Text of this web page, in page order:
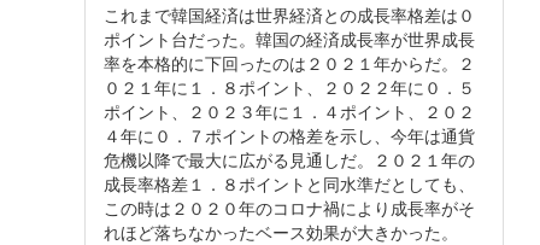
これまで韓国経済は世界経済との成長率格差は０
ポイント台だった。韓国の経済成長率が世界成長
率を本格的に下回ったのは２０２１年からだ。２
０２１年に１．８ポイント、２０２２年に０．５
ポイント、２０２３年に１．４ポイント、２０２
４年に０．７ポイントの格差を示し、今年は通貨
危機以降で最大に広がる見通しだ。２０２１年の
成長率格差１．８ポイントと同水準だとしても、
この時は２０２０年のコロナ禍により成長率がそ
れほど落ちなかったベース効果が大きかった。